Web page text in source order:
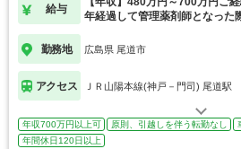
給与
年経過して管理薬剤師となった
勤務地 広島県 尾道市
アクセス ＪＲ山陽本線(神戸－門司) 尾道駅
年収700万円以上可 原則、引越しを伴う転勤なし
年間休日120日以上